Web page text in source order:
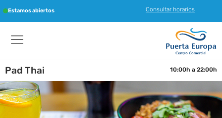
Estamos abiertos Consultar horarios
Pad Thai 10:00h a 22:00h